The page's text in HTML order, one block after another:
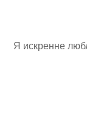
Я искренне